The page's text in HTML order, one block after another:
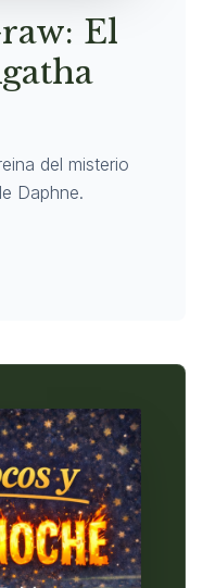
El
del misterio
Daphne.